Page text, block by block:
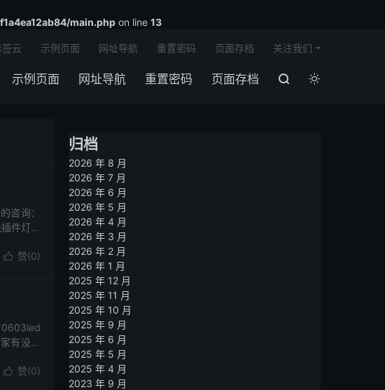
main.php on line 13
示例页面 网址导航 重置密码 页面存档  
云 示例页面 网址导航 重置密码 页面存档 关注我们
咨询：
件灯珠
 赞(0)
0603led
有没有
 赞(0)
归档
2026 年 8 月
2026 年 7 月
2026 年 6 月
2026 年 5 月
2026 年 4 月
2026 年 3 月
2026 年 2 月
2026 年 1 月
2025 年 12 月
2025 年 11 月
2025 年 10 月
2025 年 9 月
2025 年 6 月
2025 年 5 月
2025 年 4 月
2023 年 9 月